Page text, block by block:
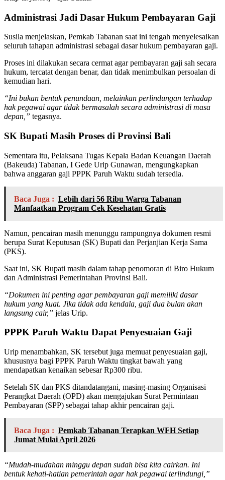
Administrasi Jadi Dasar Hukum Pembayaran Gaji
Susila menjelaskan, Pemkab Tabanan saat ini tengah menyelesaikan
seluruh tahapan administrasi sebagai dasar hukum pembayaran gaji.
Proses ini dilakukan secara cermat agar pembayaran gaji sah secara
hukum, tercatat dengan benar, dan tidak menimbulkan persoalan di
kemudian hari.
“Ini bukan bentuk penundaan, melainkan perlindungan terhadap
hak pegawai agar tidak bermasalah secara administrasi di masa
depan,” tegasnya.
SK Bupati Masih Proses di Provinsi Bali
Sementara itu, Pelaksana Tugas Kepala Badan Keuangan Daerah
(Bakeuda) Tabanan, I Gede Urip Gunawan, mengungkapkan
bahwa anggaran gaji PPPK Paruh Waktu sudah tersedia.
Baca Juga : Lebih dari 56 Ribu Warga Tabanan
Manfaatkan Program Cek Kesehatan Gratis
Namun, pencairan masih menunggu rampungnya dokumen resmi
berupa Surat Keputusan (SK) Bupati dan Perjanjian Kerja Sama
(PKS).
Saat ini, SK Bupati masih dalam tahap penomoran di Biro Hukum
dan Administrasi Pemerintahan Provinsi Bali.
“Dokumen ini penting agar pembayaran gaji memiliki dasar
hukum yang kuat. Jika tidak ada kendala, gaji dua bulan akan
langsung cair,” jelas Urip.
PPPK Paruh Waktu Dapat Penyesuaian Gaji
Urip menambahkan, SK tersebut juga memuat penyesuaian gaji,
khususnya bagi PPPK Paruh Waktu tingkat bawah yang
mendapatkan kenaikan sebesar Rp300 ribu.
Setelah SK dan PKS ditandatangani, masing-masing Organisasi
Perangkat Daerah (OPD) akan mengajukan Surat Permintaan
Pembayaran (SPP) sebagai tahap akhir pencairan gaji.
Baca Juga : Pemkab Tabanan Terapkan WFH Setiap
Jumat Mulai April 2026
“Mudah-mudahan minggu depan sudah bisa kita cairkan. Ini
bentuk kehati-hatian pemerintah agar hak pegawai terlindungi,”